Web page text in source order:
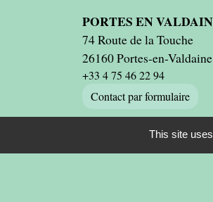
PORTES EN
74 Route de la Touche
26160 Portes-en-
+33 4 75 46 22 94
Contact par formulaire
This site